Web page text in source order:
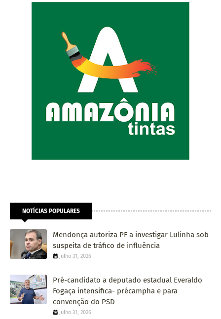
NOTÍCIAS POPULARES
Mendonça autoriza PF a investigar Lulinha sob
suspeita de tráfico de influência
julho 31, 2026
Pré-candidato a deputado estadual Everaldo
Fogaça intensifica- précampha e para
convenção do PSD
julho 31, 2026